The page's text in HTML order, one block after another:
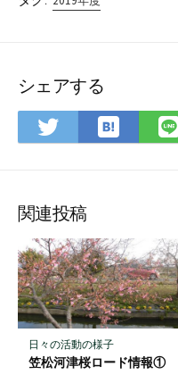
シェアする
Twitter
で
ア
は
て
ク
マ
ー
ク
に
存
関連投稿
日々の活動の様子
笠松河津桜ロード情報①